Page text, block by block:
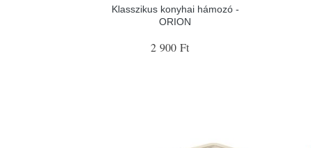
Klasszikus konyhai hámozó -
ORION
2 900 Ft